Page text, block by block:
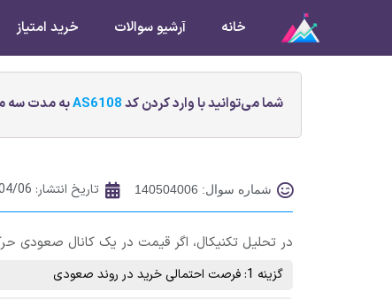
خانه آرشیو سوالات خرید امتیاز
شما می‌توانید با وارد کردن کدAS6108به مدت سه
شماره سوال: 140504006 تاریخ انتشار: 06
در تحلیل تکنیکال، اگر قیمت در یک کانال صعودی
گزینه 1: فرصت احتمالی خرید در روند صعودی